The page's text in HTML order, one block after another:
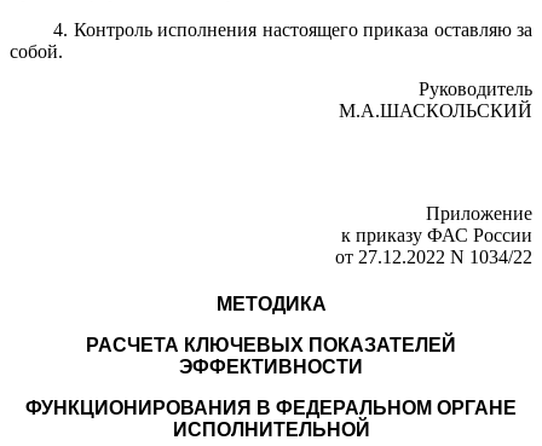
4. Контроль исполнения настоящего приказа оставляю за
собой.
Руководитель
М.А.ШАСКОЛЬСКИЙ
Приложение
к приказу ФАС России
от 27.12.2022 N 1034/22
МЕТОДИКА
РАСЧЕТА КЛЮЧЕВЫХ ПОКАЗАТЕЛЕЙ
ЭФФЕКТИВНОСТИ
ФУНКЦИОНИРОВАНИЯ В ФЕДЕРАЛЬНОМ ОРГАНЕ
ИСПОЛНИТЕЛЬНОЙ